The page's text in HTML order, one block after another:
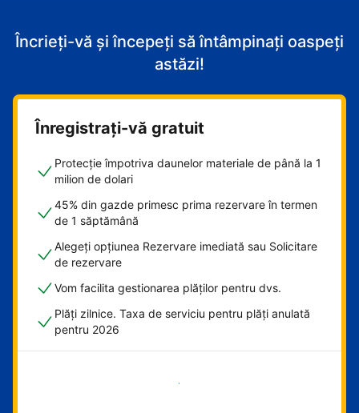
Încrieți-vă și începeți să întâmpinați oaspeți
astăzi!
Înregistrați-vă gratuit
Protecție împotriva daunelor materiale de până la 1
milion de dolari
45% din gazde primesc prima rezervare în termen
de 1 săptămână
Alegeți opțiunea Rezervare imediată sau Solicitare
de rezervare
Vom facilita gestionarea plăților pentru dvs.
Plăți zilnice. Taxa de serviciu pentru plăți anulată
pentru 2026
Începeți acum